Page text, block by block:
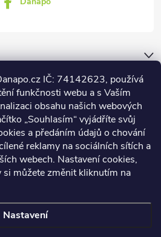
IČ: 74142623, používá
funkčnosti webu a s Vaším
obsahu našich webových
„Souhlasím“ vyjádříte svůj
a předáním údajů o chování
reklamy na sociálních sítích a
webech. Nastavení cookies,
si můžete změnit kliknutím na
Nastavení